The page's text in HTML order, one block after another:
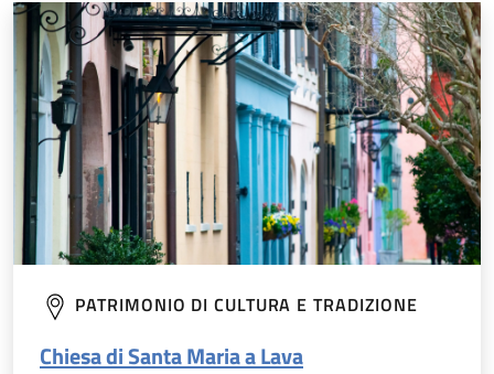
PATRIMONIO DI CULTURA E TRADIZIONE
Chiesa di Santa Maria a Lava